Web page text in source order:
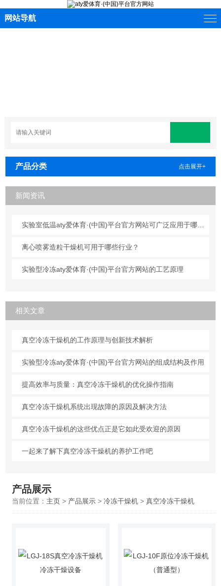
网站导航
产品分类 点击展开+
新闻资讯
实验室低温aty爱体育·(中国)平台官方网站可广泛应用于哪些行业？
离心喷雾造粒干燥机可用于哪些行业？
实验型冷冻aty爱体育·(中国)平台官方网站的工艺原理
相关文章
真空冷冻干燥机的工作原理与创新技术解析
实验型冷冻aty爱体育·(中国)平台官方网站的组成结构及作用
提高效率与质量：真空冷冻干燥机的优化操作指南
真空冷冻干燥机系统出现故障的原因及解决方法
真空冷冻干燥机的这些优点正是它如此受欢迎的原因
一起来了解下真空冷冻干燥机的养护工作吧
产品展示
当前位置： 主页> 产品展示> 冷冻干燥机> 真空冷冻干燥机